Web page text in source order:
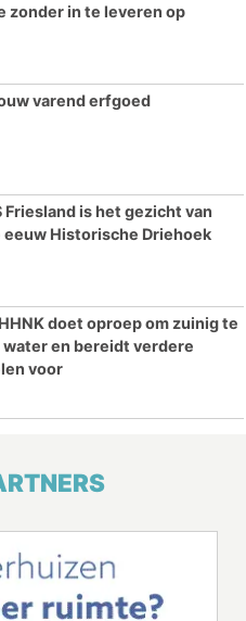
zonder in te leveren op
varend erfgoed
Friesland is het gezicht van
eeuw Historische Driehoek
doet oproep om zuinig te
water en bereidt verdere
voor